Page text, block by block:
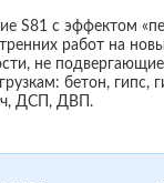
S81 с эффектом
работ на
не
бетон, гипс,
ДСП, ДВП.